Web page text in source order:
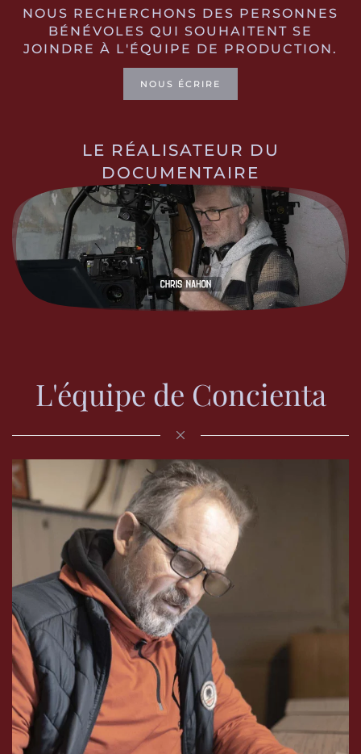
NOUS RECHERCHONS DES PERSONNES
BÉNÉVOLES QUI SOUHAITENT SE
JOINDRE À L'ÉQUIPE DE PRODUCTION.
NOUS ÉCRIRE
LE RÉALISATEUR DU
DOCUMENTAIRE
L'équipe de Concienta
Après 7 ans d'incarcération.
Son expérience a permis d'éviter de centaines de
victimes.